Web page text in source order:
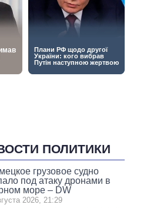
ПОЛИТИКИ
грузовое судно
под атаку дронами в
море – DW
2026, 21:29